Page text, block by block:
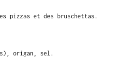
pizzas et des bruschettas.
origan, sel.